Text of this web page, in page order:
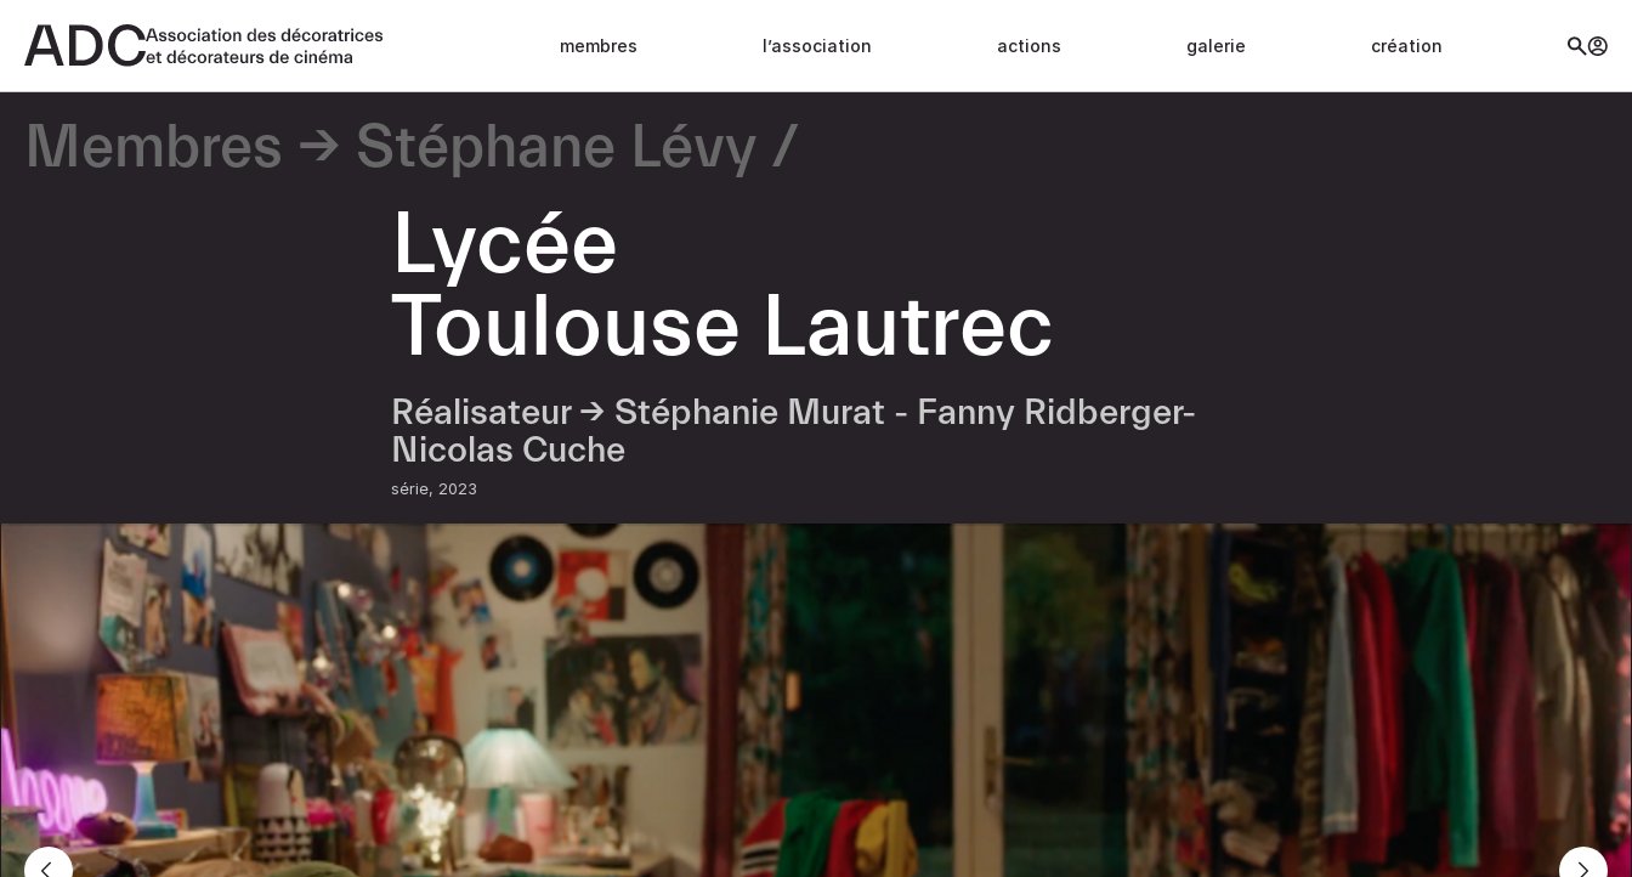
membres l’association actions galerie création
Membres Stéphane Lévy
Lycée
Toulouse Lautrec
Réalisateur → Stéphanie Murat - Fanny Ridberger-
Nicolas Cuche
série 2023